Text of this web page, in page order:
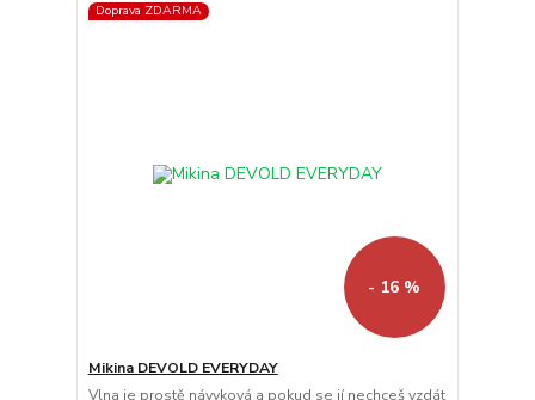
Doprava ZDARMA
- 16 %
Mikina DEVOLD EVERYDAY
Vlna je prostě návyková a pokud se jí nechceš vzdát